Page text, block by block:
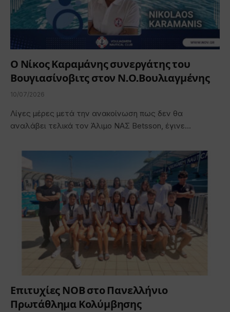
Ο Νίκος Καραμάνης συνεργάτης του
Βουγιασίνοβιτς στον Ν.Ο.Βουλιαγμένης
10/07/2026
Λίγες μέρες μετά την ανακοίνωση πως δεν θα
αναλάβει τελικά τον Άλιμο ΝΑΣ Betsson, έγινε…
Επιτυχίες ΝΟΒ στο Πανελλήνιο
Πρωτάθλημα Κολύμβησης